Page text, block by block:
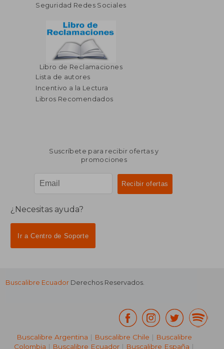
Seguridad Redes Sociales
Libro de Reclamaciones
Lista de autores
Incentivo a la Lectura
Libros Recomendados
Suscríbete para recibir ofertas y
promociones
¿Necesitas ayuda?
Ir a Centro de Soporte
Buscalibre Ecuador Derechos Reservados.
Buscalibre Argentina | Buscalibre Chile | Buscalibre
Colombia | Buscalibre Ecuador | Buscalibre España |